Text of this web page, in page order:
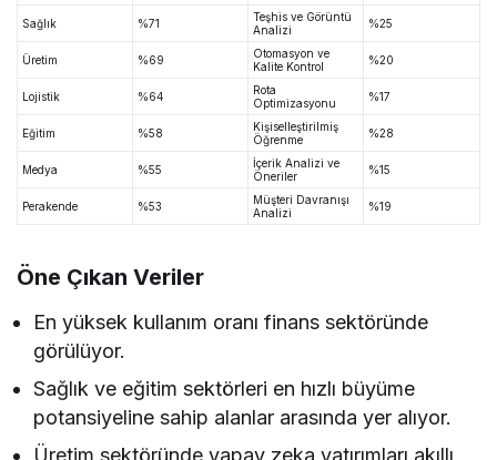
Sağlık %71
Teşhis ve Görüntü
Analizi
%25
Üretim %69
Otomasyon ve
Kalite Kontrol
%20
Lojistik %64
Rota
Optimizasyonu
%17
Eğitim %58
Kişiselleştirilmiş
Öğrenme
%28
Medya %55
İçerik Analizi ve
Öneriler
%15
Perakende %53
Müşteri Davranışı
Analizi
%19
Öne Çıkan Veriler
En yüksek kullanım oranı finans sektöründe
görülüyor.
Sağlık ve eğitim sektörleri en hızlı büyüme
potansiyeline sahip alanlar arasında yer alıyor.
Üretim sektöründe yapay zeka yatırımları akıllı